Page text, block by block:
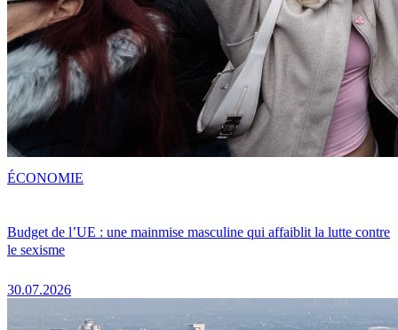
Budget de l’UE : une mainmise masculine qui affaiblit la lutte contre
le sexisme
30.07.2026
ÉCONOMIE